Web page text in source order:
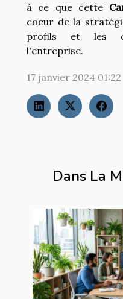
Dans La
à ce que cette
coeur de la
profils et les
l'entreprise.
17 janvier 2024 01:22